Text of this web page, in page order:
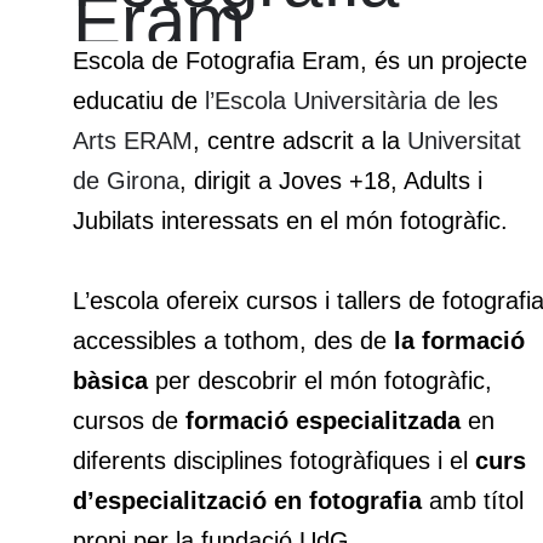
Eram
Escola de Fotografia Eram, és un projecte
educatiu de l’Escola Universitària de les
Arts ERAM, centre adscrit a la Universitat
de Girona, dirigit a Joves +18, Adults i
Jubilats interessats en el món fotogràfic.
L’escola ofereix cursos i tallers de fotografia
accessibles a tothom, des de la formació
bàsicaper descobrir el món fotogràfic,
cursos de formació especialitzadaen
diferents disciplines fotogràfiques i el curs
d’especialització en fotografiaamb títol